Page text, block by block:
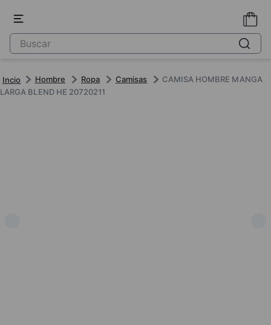
Hombre Ropa Camisas
CAMISA HOMBRE MANGA
LARGA BLEND HE 20720211